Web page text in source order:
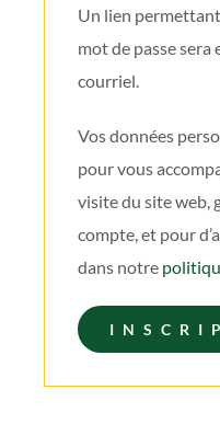
Un lien
mot de passe sera
courriel.
Vos données
pour vous
visite du site web,
compte, et pour
dans notre